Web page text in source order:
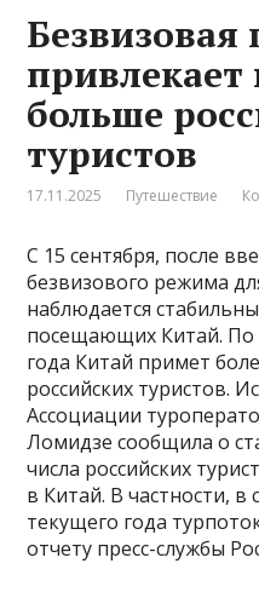
Безвизовая
привлекает
больше
туристов
17.11.2025 Путешествие
С 15 сентября, после
безвизового режима
наблюдается
посещающих Китай. По
года Китай примет
российских туристов.
Ассоциации
Ломидзе сообщила о
числа российских
в Китай. В частности, в
текущего года
отчету пресс-службы